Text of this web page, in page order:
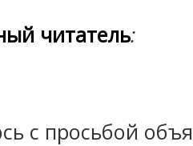
читатель:
с просьбой